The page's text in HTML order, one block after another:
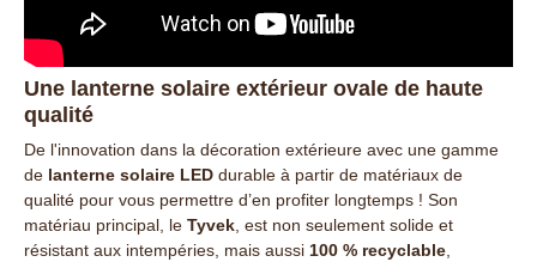
Une lanterne solaire extérieur ovale de haute
qualité
De l'innovation dans la décoration extérieure avec une gamme
de lanterne solaire LED durable à partir de matériaux de
qualité pour vous permettre d’en profiter longtemps ! Son
matériau principal, le Tyvek, est non seulement solide et
résistant aux intempéries, mais aussi 100 % recyclable,